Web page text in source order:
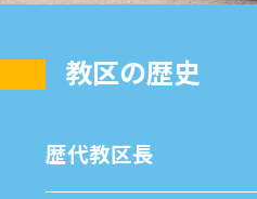
教区の歴史
歴代教区⻑